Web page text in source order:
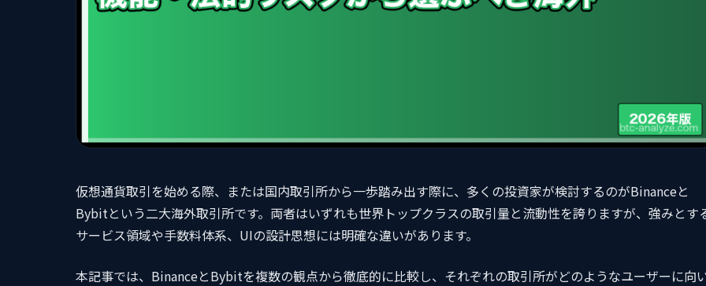
仮想通貨取引を始める際、または国内取引所から一歩踏み出す際に、多くの投資家が検討するのがBinanceと
Bybitという二大海外取引所です。両者はいずれも世界トップクラスの取引量と流動性を誇りますが、強みとす
サービス領域や手数料体系、UIの設計思想には明確な違いがあります。
本記事では、BinanceとBybitを複数の観点から徹底的に比較し、それぞれの取引所がどのようなユーザーに向